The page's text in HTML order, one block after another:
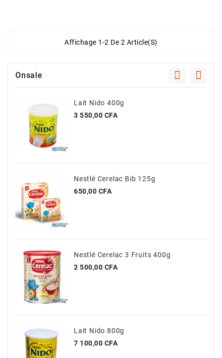
Affichage 1-2 De 2 Article(s)
Onsale
Lait Nido 400g
Prix
3 550,00 CFA
Nestlé Cerelac Bib 125g
Prix
650,00 CFA
Nestlé Cerelac 3 Fruits 400g
Prix
2 500,00 CFA
Lait Nido 800g
Prix
7 100,00 CFA